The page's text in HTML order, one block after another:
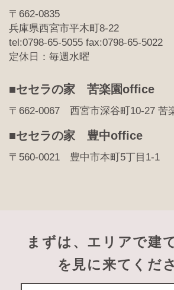
〒662-0835
兵庫県西宮市平木町8-22
tel:0798-65-5055 fax:0798-65-5022
定休日：毎週水曜
■セセラの家 苦楽園office
〒662-0067 西宮市深谷町10-27 苦
■セセラの家 豊中office
〒560-0021 豊中市本町5丁目1-1
まずは、エリアで建
を見に来てくだ